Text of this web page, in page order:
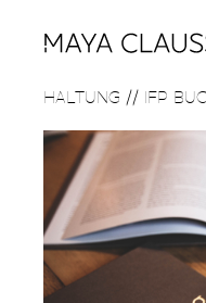
Skip
content
HALTUNG // IFP